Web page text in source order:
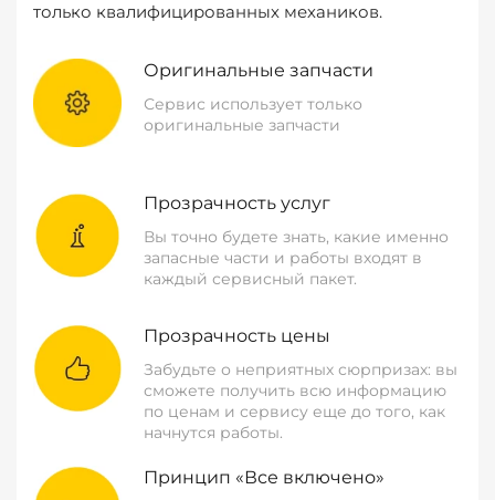
только квалифицированных механиков.
Оригинальные запчасти
Сервис использует только
оригинальные запчасти
Прозрачность услуг
Вы точно будете знать, какие именно
запасные части и работы входят в
каждый сервисный пакет.
Прозрачность цены
Забудьте о неприятных сюрпризах: вы
сможете получить всю информацию
по ценам и сервису еще до того, как
начнутся работы.
Принцип «Все включено»